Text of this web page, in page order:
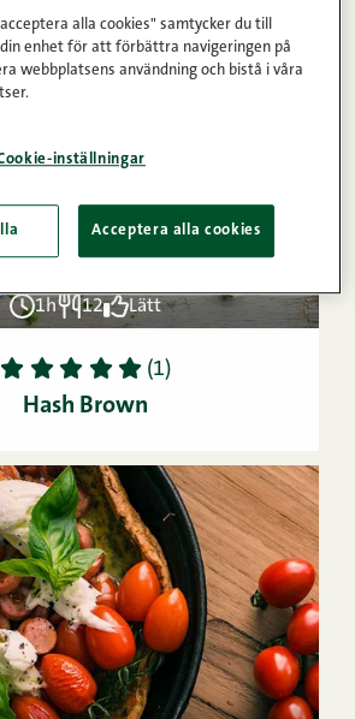
1h 12 Lätt
1 2 3 4 5 (1)
Hash Brown
alla cookies" samtycker du till
din enhet för att förbättra navigeringen på
webbplatsens användning och bistå i våra
inställningar
Acceptera alla cookies